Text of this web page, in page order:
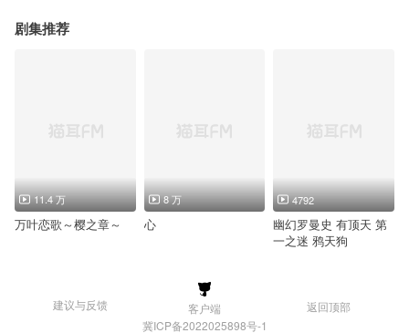
剧集推荐
11.4 万
万叶恋歌～樱之章～
8 万
心
4792
幽幻罗曼史 有顶天 第
一之迷 鸦天狗
建议与反馈 客户端
返回顶部
冀ICP备2022025898号-1